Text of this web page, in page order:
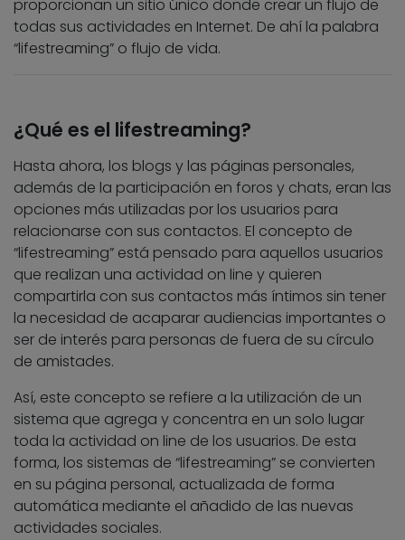
proporcionan un sitio único donde crear un flujo de
todas sus actividades en Internet. De ahí la palabra
“lifestreaming” o flujo de vida.
¿Qué es el lifestreaming?
Hasta ahora, los blogs y las páginas personales,
además de la participación en foros y chats, eran las
opciones más utilizadas por los usuarios para
relacionarse con sus contactos. El concepto de
“lifestreaming” está pensado para aquellos usuarios
que realizan una actividad on line y quieren
compartirla con sus contactos más íntimos sin tener
la necesidad de acaparar audiencias importantes o
ser de interés para personas de fuera de su círculo
de amistades.
Así, este concepto se refiere a la utilización de un
sistema que agrega y concentra en un solo lugar
toda la actividad on line de los usuarios. De esta
forma, los sistemas de “lifestreaming” se convierten
en su página personal, actualizada de forma
automática mediante el añadido de las nuevas
actividades sociales.